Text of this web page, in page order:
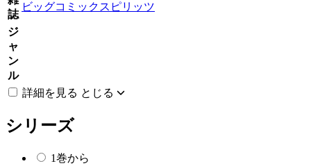
誌
ビッグコミックスピリッツ
ジ
ャ
ン
ル
詳細を見る とじる
シリーズ
1巻から